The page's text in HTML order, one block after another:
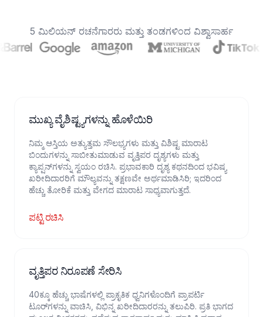
5 ಮಿಲಿಯನ್ ರಚನೆಗಾರರು ಮತ್ತು ತಂಡಗಳಿಂದ ವಿಶ್ವಾಸಾರ್ಹ
ಮುಖ್ಯ ವೈಶಿಷ್ಟ್ಯಗಳನ್ನು ಹೊಳೆಯಿರಿ
ನಿಮ್ಮ ಆಸ್ತಿಯ ಅತ್ಯುತ್ತಮ ಸೌಲಭ್ಯಗಳು ಮತ್ತು ವಿಶಿಷ್ಟ ಮಾರಾಟ
ಬಿಂದುಗಳನ್ನು ಸಾಬೀತುಮಾಡುವ ವೃತ್ತಿಪರ ದೃಶ್ಯಗಳು ಮತ್ತು
ಕ್ಯಾಪ್ಷನ್‌ಗಳನ್ನು ಸ್ವಯಂ ರಚಿಸಿ. ಪ್ರಭಾವಕಾರಿ ದೃಶ್ಯ ಕಥನದಿಂದ ಭವಿಷ್ಯ
ಖರೀದಿದಾರರಿಗೆ ಮೌಲ್ಯವನ್ನು ತಕ್ಷಣವೇ ಅರ್ಥಮಾಡಿಸಿರಿ; ಇದರಿಂದ
ಹೆಚ್ಚು ತೋರಿಕೆ ಮತ್ತು ವೇಗದ ಮಾರಾಟ ಸಾಧ್ಯವಾಗುತ್ತದೆ.
ಪಟ್ಟಿ ರಚಿಸಿ
ವೃತ್ತಿಪರ ನಿರೂಪಣೆ ಸೇರಿಸಿ
40ಕ್ಕೂ ಹೆಚ್ಚು ಭಾಷೆಗಳಲ್ಲಿ ಪ್ರಾಕೃತಿಕ ಧ್ವನಿಗಳೊಂದಿಗೆ ಪ್ರಾಪರ್ಟಿ
ಟೂರ್‌ಗಳನ್ನು ವಾಚಿಸಿ, ವಿಭಿನ್ನ ಖರೀದಿದಾರರನ್ನು ತಲುಪಿರಿ. ಪ್ರತಿ ಭಾಗದ